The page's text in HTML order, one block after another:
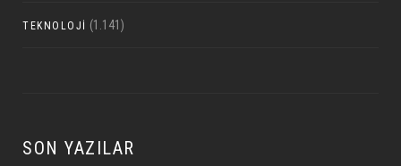
TEKNOLOJI (1.141)
SON YAZILAR